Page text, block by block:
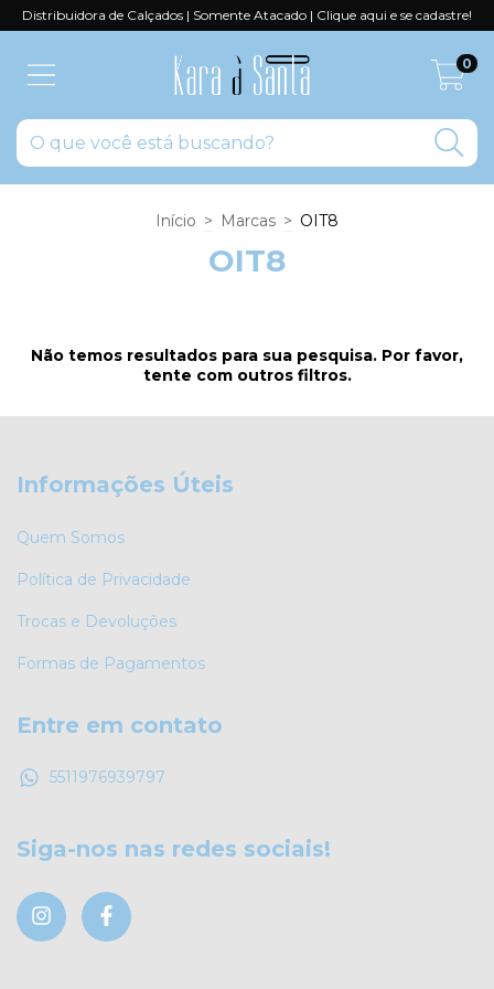
Distribuidora de Calçados | Somente Atacado | Clique aqui e se cadastre!
0
Início > Marcas > OIT8
OIT8
Não temos resultados para sua pesquisa. Por favor,
tente com outros filtros.
Informações Úteis
Quem Somos
Política de Privacidade
Trocas e Devoluções
Formas de Pagamentos
Entre em contato
5511976939797
Siga-nos nas redes sociais!